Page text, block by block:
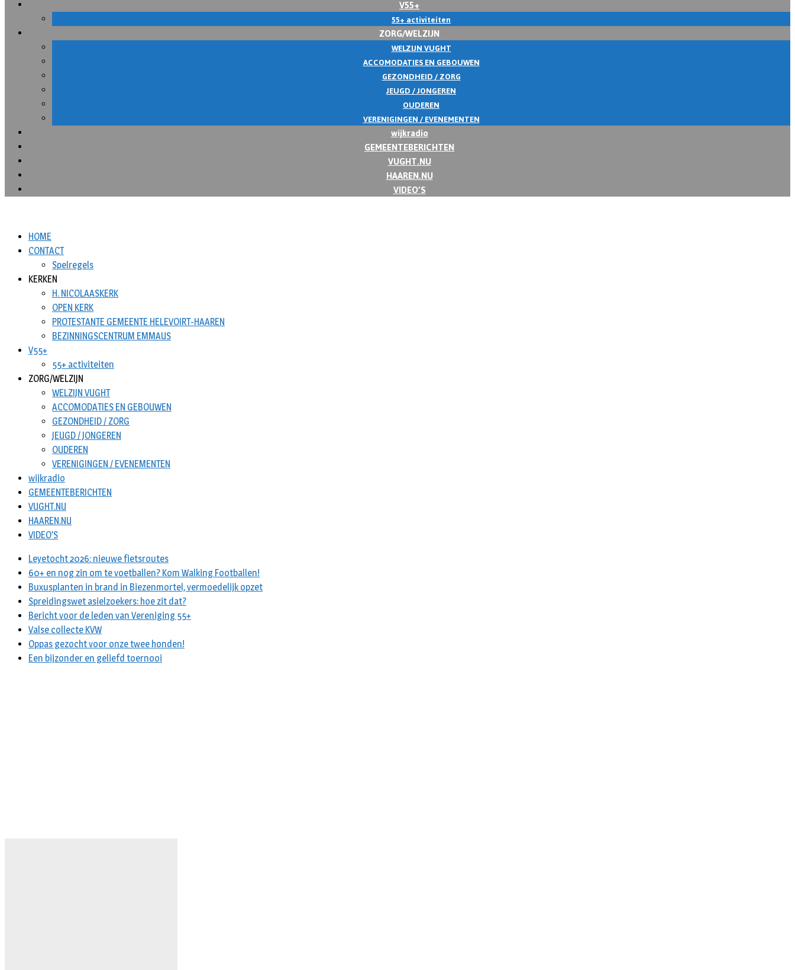
V55+
55+ activiteiten
ZORG/WELZIJN
WELZIJN VUGHT
ACCOMODATIES EN GEBOUWEN
GEZONDHEID / ZORG
JEUGD / JONGEREN
OUDEREN
VERENIGINGEN / EVENEMENTEN
wijkradio
GEMEENTEBERICHTEN
VUGHT.NU
HAAREN.NU
VIDEO’S
HOME
CONTACT
Spelregels
KERKEN
H. NICOLAASKERK
OPEN KERK
PROTESTANTE GEMEENTE HELEVOIRT-HAAREN
BEZINNINGSCENTRUM EMMAUS
V55+
55+ activiteiten
ZORG/WELZIJN
WELZIJN VUGHT
ACCOMODATIES EN GEBOUWEN
GEZONDHEID / ZORG
JEUGD / JONGEREN
OUDEREN
VERENIGINGEN / EVENEMENTEN
wijkradio
GEMEENTEBERICHTEN
VUGHT.NU
HAAREN.NU
VIDEO’S
Leyetocht 2026: nieuwe fietsroutes
60+ en nog zin om te voetballen? Kom Walking Footballen!
Buxusplanten in brand in Biezenmortel, vermoedelijk opzet
Spreidingswet asielzoekers: hoe zit dat?
Bericht voor de leden van Vereniging 55+
Valse collecte KVW
Oppas gezocht voor onze twee honden!
Een bijzonder en geliefd toernooi